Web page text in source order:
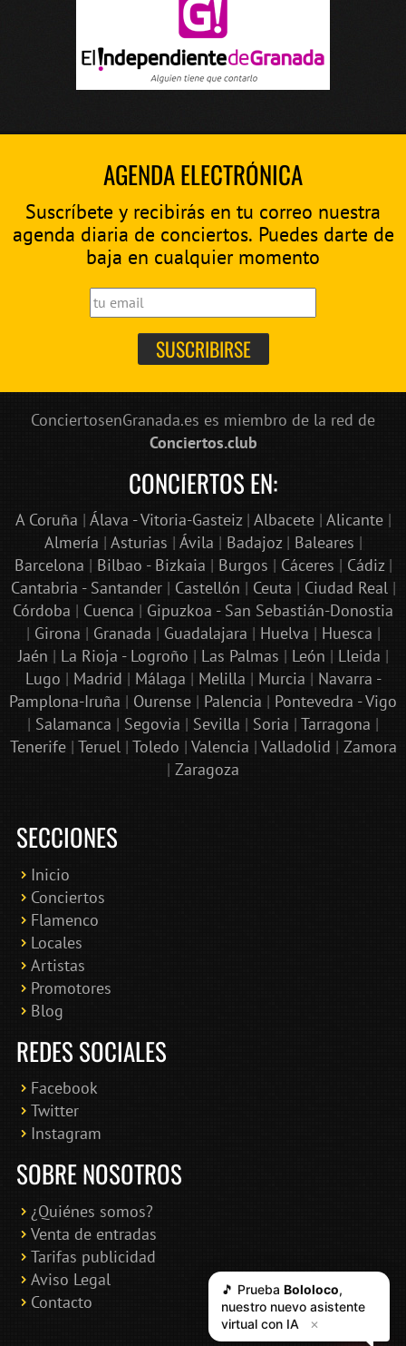
AGENDA ELECTRÓNICA
Suscríbete y recibirás en tu correo nuestra
agenda diaria de conciertos. Puedes darte de
baja en cualquier momento
ConciertosenGranada.es es miembro de la red de
Conciertos.club
CONCIERTOS EN:
A Coruña | Álava - Vitoria-Gasteiz| Albacete| Alicante|
Almería | Asturias | Ávila | Badajoz| Baleares |
Barcelona | Bilbao - Bizkaia | Burgos | Cáceres | Cádiz|
Cantabria - Santander| Castellón | Ceuta | Ciudad Real|
Córdoba | Cuenca | Gipuzkoa - San Sebastián-Donostia
| Girona | Granada | Guadalajara | Huelva | Huesca |
Jaén | La Rioja - Logroño | Las Palmas | León | Lleida |
Lugo | Madrid | Málaga | Melilla | Murcia | Navarra -
Pamplona-Iruña | Ourense | Palencia | Pontevedra - Vigo
| Salamanca | Segovia | Sevilla | Soria | Tarragona |
Tenerife| Teruel| Toledo | Valencia | Valladolid | Zamora
| Zaragoza
SECCIONES
Inicio
Conciertos
Flamenco
Locales
Artistas
Promotores
Blog
REDES SOCIALES
Facebook
Twitter
Instagram
SOBRE NOSOTROS
¿Quiénes somos?
Venta de entradas
Tarifas publicidad
Aviso Legal
Contacto
🎵 Prueba Bololoco,
nuestro nuevo asistente
virtual con IA
✕